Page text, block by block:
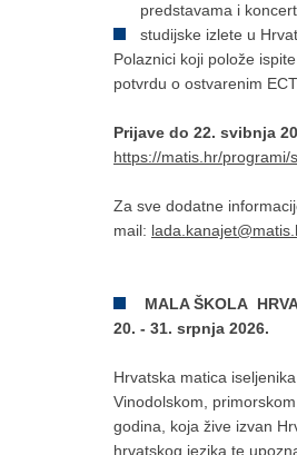
predstavama i
studijske izlete u
Polaznici koji polože
potvrdu o ostvarenim
Prijave do 22. svibnja
https://matis.hr/programi/
Za sve dodatne
mail:
MALA ŠKOLA
20. - 31. srpnja 2026.
Hrvatska matica
Vinodolskom,
godina, koja žive izvan
hrvatskog jezika te